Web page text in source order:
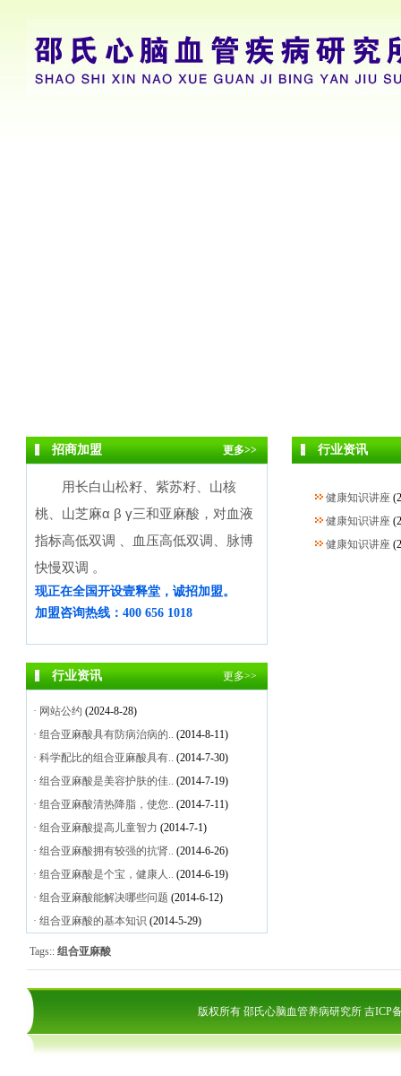
招商加盟 更多>>
用长白山松籽、紫苏籽、山核
桃、山芝麻α β γ三和亚麻酸，对血液
指标高低双调 、血压高低双调、脉博
快慢双调 。
现正在全国开设壹释堂，诚招加盟。
加盟咨询热线：400 656 1018
行业资讯 更多>>
· 网站公约 (2024-8-28)
· 组合亚麻酸具有防病治病的.. (2014-8-11)
· 科学配比的组合亚麻酸具有.. (2014-7-30)
· 组合亚麻酸是美容护肤的佳.. (2014-7-19)
· 组合亚麻酸清热降脂，使您.. (2014-7-11)
· 组合亚麻酸提高儿童智力 (2014-7-1)
· 组合亚麻酸拥有较强的抗肾.. (2014-6-26)
· 组合亚麻酸是个宝，健康人.. (2014-6-19)
· 组合亚麻酸能解决哪些问题 (2014-6-12)
· 组合亚麻酸的基本知识 (2014-5-29)
行业资讯
健康知识讲座
健康知识讲座
健康知识讲座
Tags:: 组合亚麻酸
版权所有 邵氏心脑血管养病研究所 吉ICP